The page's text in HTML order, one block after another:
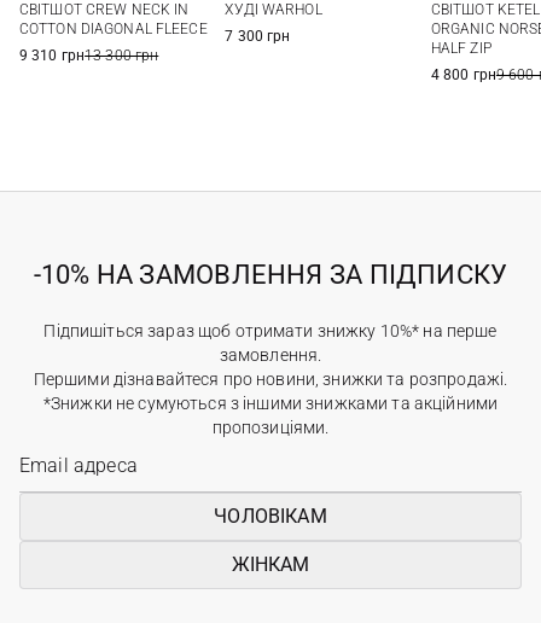
СВІТШОТ CREW NECK IN
COTTON DIAGONAL FLEECE
9 310 грн13 300 грн
ХУДІ WARHOL
7 300 грн
СВІТШОТ KETEL
ORGANIC
HALF ZIP
4 800 грн9 600
-10% НА ЗАМОВЛЕННЯ ЗА ПІДПИСКУ
Підпишіться зараз щоб отримати знижку 10%* на перше
замовлення.
Першими дізнавайтеся про новини, знижки та розпродажі.
*Знижки не сумуються з іншими знижками та акційними
пропозиціями.
ЧОЛОВІКАМ
ЖІНКАМ